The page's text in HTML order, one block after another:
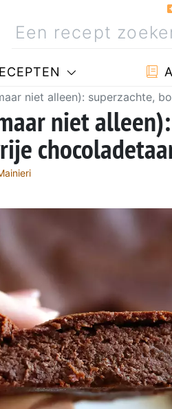
niet alleen): superzachte,
niet